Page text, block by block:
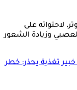
لاحتوائه على
وزيادة الشعور
تغذية يحذر: خطر